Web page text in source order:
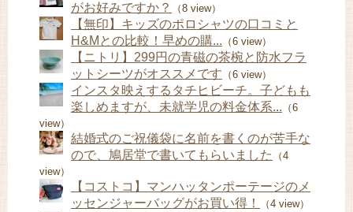
がお好みですか？
（8 view）
【無印】キッズのポロシャツの口コミと
H&Mとの比較！早めの購... （6 view）
【ニトリ】299円の青磁の茶椀と防水フラ
ットシーツがオススメです （6 view）
インスタ映えするタチヒビーチ。子どもも
楽しめますが、未就学児の料金体系... （6
view）
結婚式のご祝儀袋に名前を書くのが苦手な
ので、鳩居堂で書いてもらいました
（4
view）
【コストコ】マンハッタンポーテージのメ
ッセンジャーバッグがお買い得！
（4 view）